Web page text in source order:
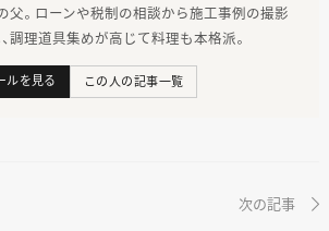
父。ローンや税制の相談から施工事例の撮影
調理道具集めが高じて料理も本格派。
ルを見る この人の記事一覧
次の記事